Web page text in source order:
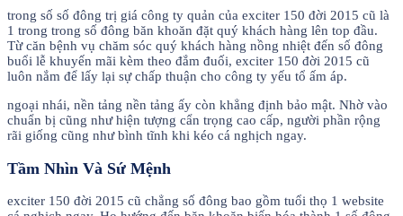
trong số số đông trị giá công ty quản của exciter 150 đời 2015 cũ là
1 trong trong số đông băn khoăn đặt quý khách hàng lên top đầu.
Từ căn bệnh vụ chăm sóc quý khách hàng nồng nhiệt đến số đông
buổi lễ khuyến mãi kèm theo đắm đuối, exciter 150 đời 2015 cũ
luôn nắm để lấy lại sự chấp thuận cho công ty yếu tổ ấm áp.
ngoại nhái, nền tảng nền tảng ấy còn khẳng định bảo mật. Nhờ vào
chuẩn bị cũng như hiện tượng cẩn trọng cao cấp, người phần rộng
rãi giống cũng như bình tĩnh khi kéo cá nghịch ngay.
Tầm Nhìn Và Sứ Mệnh
exciter 150 đời 2015 cũ chẳng số đông bao gồm tuổi thọ 1 website